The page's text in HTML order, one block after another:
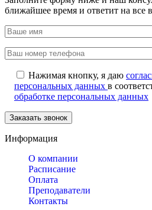
ближайшее время и ответит на все
Нажимая кнопку, я даю
персональных данных в
обработке персональных данных
Информация
О компании
Расписание
Оплата
Преподаватели
Контакты